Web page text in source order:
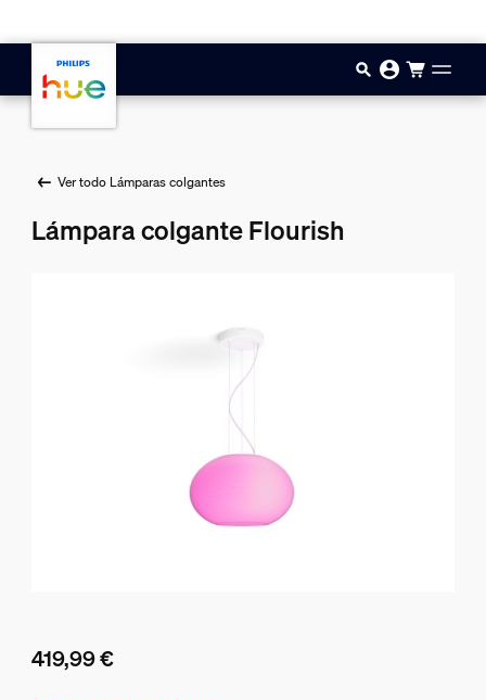
Ver todo Lámparas colgantes
Lámpara colgante Flourish
419,99 €